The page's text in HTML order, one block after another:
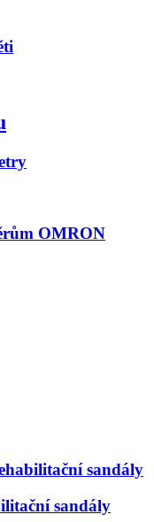
OMRON
sandály
sandály